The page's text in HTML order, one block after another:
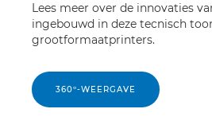
Lees meer over de innovaties
ingebouwd in deze tecnisch
grootformaatprinters.
360º-WEERGAVE